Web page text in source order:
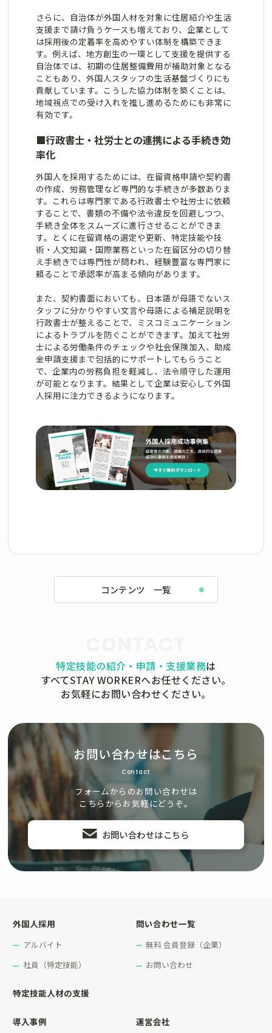
さらに、自治体が外国人材を対象に住居紹介や生活
支援まで請け負うケースも増えており、企業として
は採用後の定着率を高めやすい体制を構築できま
す。例えば、地方創生の一環として支援を提供する
自治体では、初期の住居整備費用が補助対象となる
こともあり、外国人スタッフの生活基盤づくりにも
貢献しています。こうした協力体制を築くことは、
地域視点での受け入れを推し進めるためにも非常に
有効です。
■行政書士・社労士との連携による手続き効
率化
外国人を採用するためには、在留資格申請や契約書
の作成、労務管理など専門的な手続きが多数ありま
す。これらは専門家である行政書士や社労士に依頼
することで、書類の不備や法令違反を回避しつつ、
手続き全体をスムーズに進行させることができま
す。とくに在留資格の選定や更新、特定技能や技
術・人文知識・国際業務といった在留区分の切り替
え手続きでは専門性が問われ、経験豊富な専門家に
頼ることで承認率が高まる傾向があります。
また、契約書面においても、日本語が母語でないス
タッフに分かりやすい文言や母語による補足説明を
行政書士が整えることで、ミスコミュニケーション
によるトラブルを防ぐことができます。加えて社労
士による労働条件のチェックや社会保険加入、助成
金申請支援まで包括的にサポートしてもらうこと
で、企業内の労務負担を軽減し、法令順守した運用
が可能となります。結果として企業は安心して外国
人採用に注力できるようになります。
コンテンツ 一覧
特定技能の紹介・申請・支援業務は
すべてSTAY WORKERへお任せください。
お気軽にお問い合わせください。
お問い合わせはこちら
Contact
フォームからのお問い合わせは
こちらからお気軽にどうぞ。
お問い合わせはこちら
外国人採用
アルバイト
社員（特定技能）
特定技能人材の支援
導入事例
問い合わせ一覧
無料 会員登録（企業）
お問い合わせ
運営会社